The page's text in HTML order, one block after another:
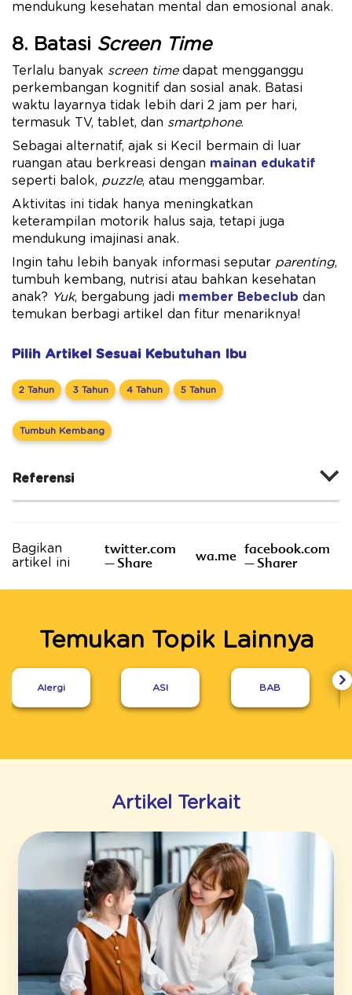
mendukung kesehatan mental dan emosional anak.
8. Batasi Screen Time
Terlalu banyak screen timedapat mengganggu
perkembangan kognitif dan sosial anak. Batasi
waktu layarnya tidak lebih dari 2 jam per hari,
termasuk TV, tablet, dan smartphone.
Sebagai alternatif, ajak si Kecil bermain di luar
ruangan atau berkreasi dengan mainan edukatif
seperti balok, puzzle, atau menggambar.
Aktivitas ini tidak hanya meningkatkan
keterampilan motorik halus saja, tetapi juga
mendukung imajinasi anak.
Ingin tahu lebih banyak informasi seputar parenting,
tumbuh kembang, nutrisi atau bahkan kesehatan
anak? Yuk, bergabung jadi member Bebeclub dan
temukan berbagi artikel dan fitur menariknya!
Pilih Artikel Sesuai Kebutuhan Ibu
2 Tahun 3 Tahun 4 Tahun 5 Tahun
Tumbuh Kembang
Referensi
Bagikan
artikel ini
twitter.com
– Share
wa.me facebook.com
– Sharer
Temukan Topik Lainnya
Alergi ASI BAB
Artikel Terkait